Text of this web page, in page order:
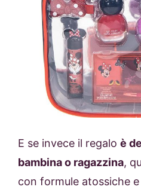
E se invece il regalo è
bambina o ragazzina,
con formule atossiche e